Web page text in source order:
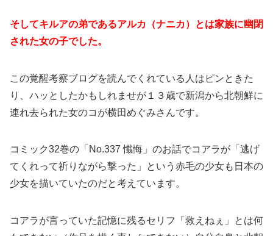
そしてキルアの弟であるアルカ（ナニカ）とは家族に幽閉
された女の子でした。
この覚醒考察ブログを読んでくれている人はピンときた
り、ハッとしたかもしれませが１３歳で新潟から北朝鮮に
連れ去られた女のコが横田めぐみさんです。
コミック32巻の「No.337 懺悔」のお話でコアラが「逃げ
てくれって祈りながら撃った」という赤毛の少女も日本の
少女を描いていたのだと考えています。
コアラが言っていた記憶に残るセリフ「救えねぇ」とは何